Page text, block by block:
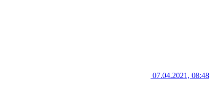
07.04.2021, 08:48